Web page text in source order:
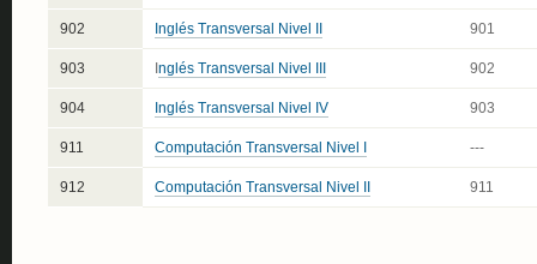
902 Inglés Transversal Nivel II 901
903 nglés Transversal Nivel III 902
904 Inglés Transversal Nivel IV 903
911 Computación Transversal Nivel I ---
912 Computación Transversal Nivel II 911